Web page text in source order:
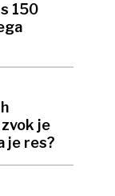
150
je
je res?